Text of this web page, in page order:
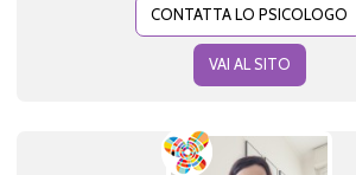
CONTATTA LO PSICOLOGO
VAI AL SITO